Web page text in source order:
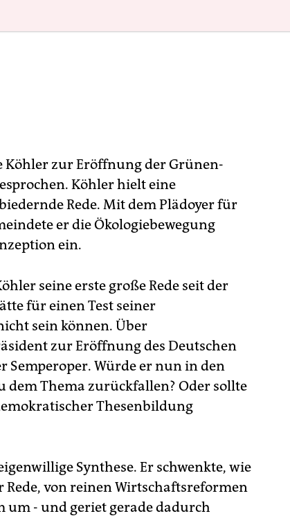
Köhler zur Eröffnung der Grünen-
Köhler hielt eine
Rede. Mit dem Plädoyer für
er die Ökologiebewegung
ein.
seine erste große Rede seit der
für einen Test seiner
sein können. Über
zur Eröffnung des Deutschen
Semperoper. Würde er nun in den
Thema zurückfallen? Oder sollte
Thesenbildung
Synthese. Er schwenkte, wie
von reinen Wirtschaftsreformen
- und geriet gerade dadurch